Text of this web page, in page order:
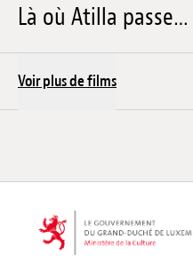
Là où Atilla passe…
Voir plus de films